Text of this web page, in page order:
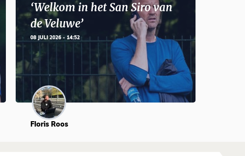
‘Welkom in het San Siro van
de Veluwe’
08 JULI 2026 - 14:52
Floris Roos